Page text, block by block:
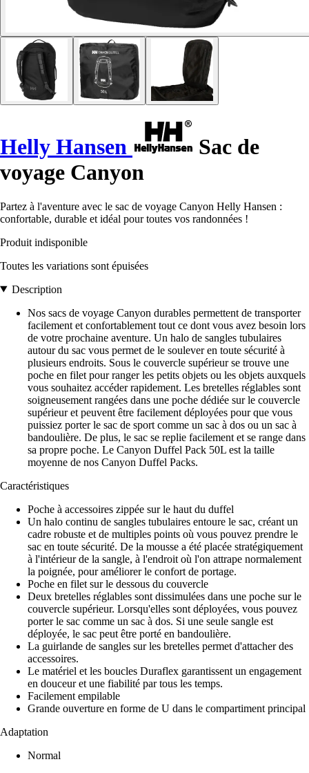
Helly Hansen
Sac de
voyage Canyon
Partez à l'aventure avec le sac de voyage Canyon Helly Hansen :
confortable, durable et idéal pour toutes vos randonnées !
Produit indisponible
Toutes les variations sont épuisées
Description
Nos sacs de voyage Canyon durables permettent de transporter
facilement et confortablement tout ce dont vous avez besoin lors
de votre prochaine aventure. Un halo de sangles tubulaires
autour du sac vous permet de le soulever en toute sécurité à
plusieurs endroits. Sous le couvercle supérieur se trouve une
poche en filet pour ranger les petits objets ou les objets auxquels
vous souhaitez accéder rapidement. Les bretelles réglables sont
soigneusement rangées dans une poche dédiée sur le couvercle
supérieur et peuvent être facilement déployées pour que vous
puissiez porter le sac de sport comme un sac à dos ou un sac à
bandoulière. De plus, le sac se replie facilement et se range dans
sa propre poche. Le Canyon Duffel Pack 50L est la taille
moyenne de nos Canyon Duffel Packs.
Caractéristiques
Poche à accessoires zippée sur le haut du duffel
Un halo continu de sangles tubulaires entoure le sac, créant un
cadre robuste et de multiples points où vous pouvez prendre le
sac en toute sécurité. De la mousse a été placée stratégiquement
à l'intérieur de la sangle, à l'endroit où l'on attrape normalement
la poignée, pour améliorer le confort de portage.
Poche en filet sur le dessous du couvercle
Deux bretelles réglables sont dissimulées dans une poche sur le
couvercle supérieur. Lorsqu'elles sont déployées, vous pouvez
porter le sac comme un sac à dos. Si une seule sangle est
déployée, le sac peut être porté en bandoulière.
La guirlande de sangles sur les bretelles permet d'attacher des
accessoires.
Le matériel et les boucles Duraflex garantissent un engagement
en douceur et une fiabilité par tous les temps.
Facilement empilable
Grande ouverture en forme de U dans le compartiment principal
Adaptation
Normal